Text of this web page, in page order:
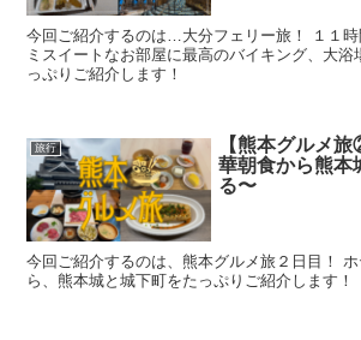
今回ご紹介するのは…大分フェリー旅！ １１
ミスイートなお部屋に最高のバイキング、大浴
っぷりご紹介します！
旅行
【熊本グルメ
華朝食から熊本
る〜
今回ご紹介するのは、熊本グルメ旅２日目！
ら、熊本城と城下町をたっぷりご紹介します！